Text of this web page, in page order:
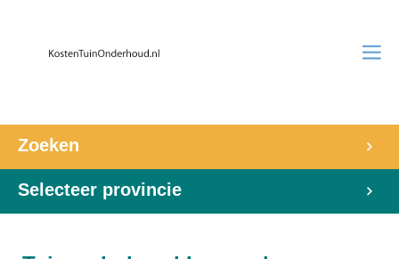
Zoeken
Selecteer provincie